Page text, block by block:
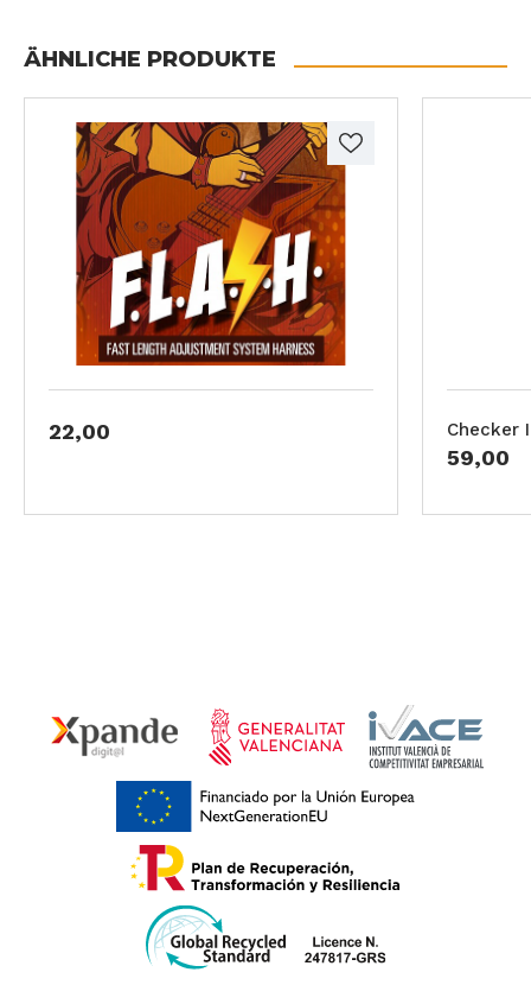
ÄHNLICHE PRODUKTE
22,00 Checker
59,00